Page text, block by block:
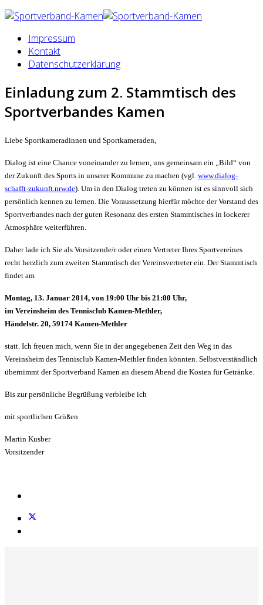
Impressum
Kontakt
Datenschutzerklärung
Einladung zum 2. Stammtisch des
Sportverbandes Kamen
Liebe Sportkameradinnen und Sportkameraden,
Dialog ist eine Chance voneinander zu lernen, uns gemeinsam ein „Bild“ von
der Zukunft des Sports in unserer Kommune zu machen (vgl. www.dialog-
schafft-zukunft.nrw.de). Um in den Dialog treten zu können ist es sinnvoll sich
persönlich kennen zu lernen. Die Voraussetzung hierfür möchte der Vorstand des
Sportverbandes nach der guten Resonanz des ersten Stammtisches in lockerer
Atmosphäre weiterführen.
Daher lade ich Sie als Vorsitzende/r oder einen Vertreter Ihres Sportvereines
recht herzlich zum zweiten Stammtisch der Vereinsvertreter ein. Der Stammtisch
findet am
Montag, 13. Januar 2014, von 19:00 Uhr bis 21:00 Uhr,
im Vereinsheim des Tennisclub Kamen-Methler,
Händelstr. 20, 59174 Kamen-Methler
statt. Ich freuen mich, wenn Sie in der angegebenen Zeit den Weg in das
Vereinsheim des Tennisclub Kamen-Methler finden könnten. Selbstverständlich
übernimmt der Sportverband Kamen an diesem Abend die Kosten für Getränke.
Bis zur persönliche Begrüßung verbleibe ich
mit sportlichen Grüßen
Martin Kusber
Vorsitzender